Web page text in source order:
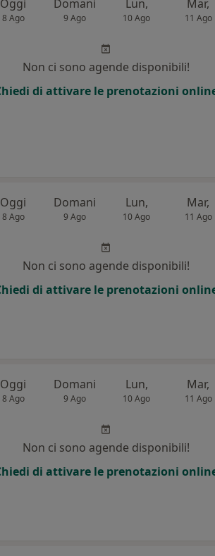
Oggi
8 Ago
Domani
9 Ago
Lun,
10 Ago
Mar,
11 Ago
Non ci sono agende disponibili!
di attivare le prenotazioni
Oggi
8 Ago
Domani
9 Ago
Lun,
10 Ago
Mar,
11 Ago
Non ci sono agende disponibili!
di attivare le prenotazioni
Oggi
8 Ago
Domani
9 Ago
Lun,
10 Ago
Mar,
11 Ago
Non ci sono agende disponibili!
di attivare le prenotazioni